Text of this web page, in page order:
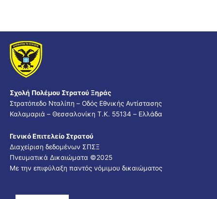
Σχολή Πολέμου Στρατού Ξηράς
Στρατόπεδο Νταλίπη – Οδός Εθνικής Αντίστασης
Καλαμαριά – Θεσσαλονίκη Τ.Κ. 55134 – Ελλάδα
Γενικό Επιτελείο Στρατού
Διαχείριση δεδομένων ΣΠΣΞ
Πνευματικά Δικαιώματα ©2025
Με την επιφύλαξη παντός νόμιμου δικαιώματος